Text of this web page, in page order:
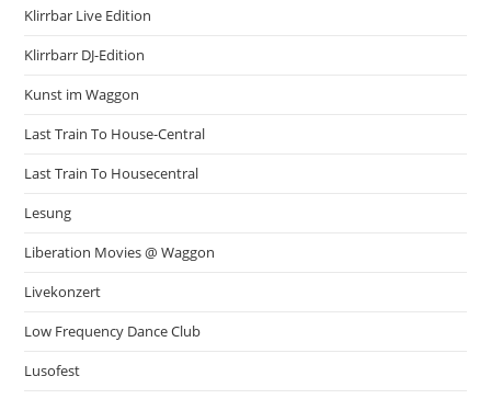
Klirrbar Live Edition
Klirrbarr DJ-Edition
Kunst im Waggon
Last Train To House-Central
Last Train To Housecentral
Lesung
Liberation Movies @ Waggon
Livekonzert
Low Frequency Dance Club
Lusofest